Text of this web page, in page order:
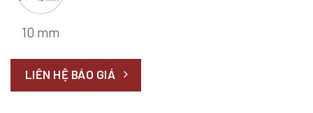
10 mm
LIÊN HỆ BÁO GIÁ